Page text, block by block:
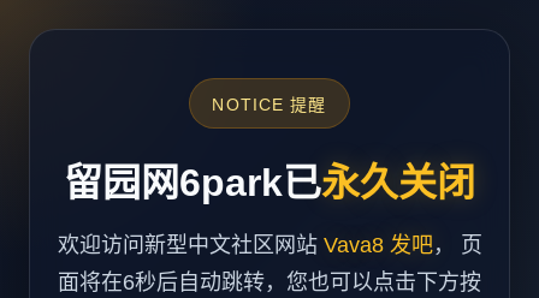
NOTICE 提醒
留园网6park已永久关闭
欢迎访问新型中文社区网站 Vava8 发吧， 页
面将在6秒后自动跳转，您也可以点击下方按